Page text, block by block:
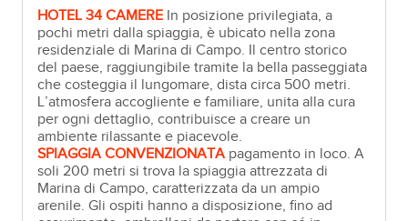
HOTEL 34 CAMERE In posizione privilegiata, a
pochi metri dalla spiaggia, è ubicato nella zona
residenziale di Marina di Campo. Il centro storico
del paese, raggiungibile tramite la bella passeggiata
che costeggia il lungomare, dista circa 500 metri.
L’atmosfera accogliente e familiare, unita alla cura
per ogni dettaglio, contribuisce a creare un
ambiente rilassante e piacevole.
SPIAGGIA CONVENZIONATA pagamento in loco. A
soli 200 metri si trova la spiaggia attrezzata di
Marina di Campo, caratterizzata da un ampio
arenile. Gli ospiti hanno a disposizione, fino ad